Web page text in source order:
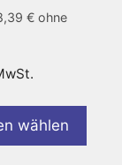
€ohne
wählen